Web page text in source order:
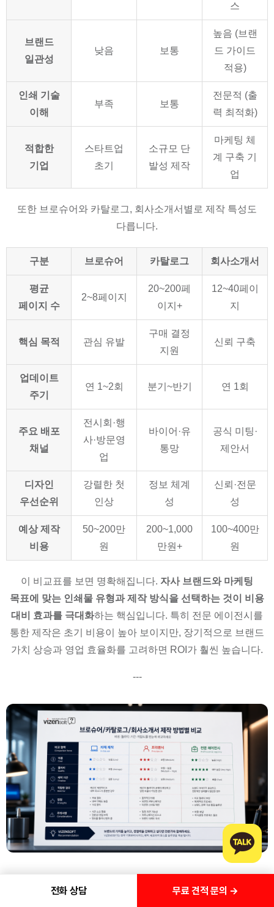
스
브랜드
일관성
낮음 보통
높음 (브랜
드 가이드
적용)
인쇄 기술
이해
부족 보통
전문적 (출
력 최적화)
적합한
기업
스타트업
초기
소규모 단
발성 제작
마케팅 체
계 구축 기
업
또한 브로슈어와 카탈로그, 회사소개서별로 제작 특성도
다릅니다.
구분 브로슈어 카탈로그 회사소개서
평균
페이지 수
2~8페이지
20~200페
이지+
12~40페이
지
핵심 목적 관심 유발
구매 결정
지원
신뢰 구축
업데이트
주기
연 1~2회 분기~반기 연 1회
주요 배포
채널
전시회·행
사·방문영
업
바이어·유
통망
공식 미팅·
제안서
디자인
우선순위
강렬한 첫
인상
정보 체계
성
신뢰·전문
성
예상 제작
비용
50~200만
원
200~1,000
만원+
100~400만
원
이 비교표를 보면 명확해집니다. 자사 브랜드와 마케팅
목표에 맞는 인쇄물 유형과 제작 방식을 선택하는 것이 비용
대비 효과를 극대화하는 핵심입니다. 특히 전문 에이전시를
통한 제작은 초기 비용이 높아 보이지만, 장기적으로 브랜드
가치 상승과 영업 효율화를 고려하면 ROI가 훨씬 높습니다.
---
전화 상담 무료 견적 문의 →